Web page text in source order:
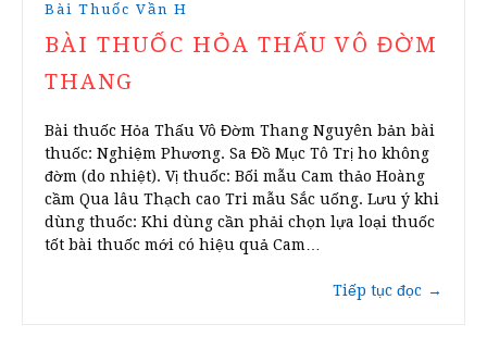
Bài Thuốc Vần H
BÀI THUỐC HỎA THẤU VÔ ĐỜM
THANG
Bài thuốc Hỏa Thấu Vô Đờm Thang Nguyên bản bài
thuốc: Nghiệm Phương. Sa Đồ Mục Tô Trị ho không
đờm (do nhiệt). Vị thuốc: Bối mẫu Cam thảo Hoàng
cầm Qua lâu Thạch cao Tri mẫu Sắc uống. Lưu ý khi
dùng thuốc: Khi dùng cần phải chọn lựa loại thuốc
tốt bài thuốc mới có hiệu quả Cam…
Tiếp tục đọc →